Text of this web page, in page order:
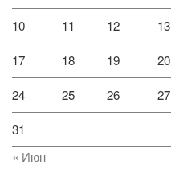
10 11 12 13
17 18 19 20
24 25 26 27
31
« Июн